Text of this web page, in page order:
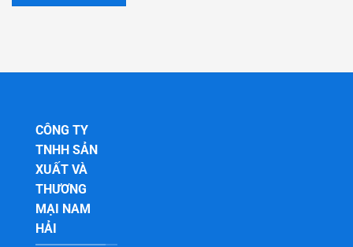
CÔNG TY
TNHH SẢN
XUẤT VÀ
THƯƠNG
MẠI NAM
HẢI